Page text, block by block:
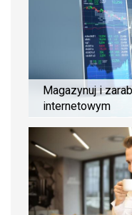
Magazynuj i
internetowym